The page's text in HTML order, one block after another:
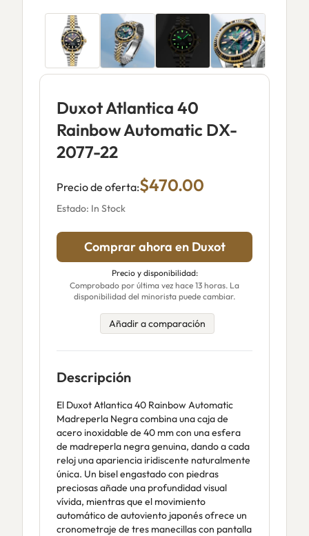
Duxot Atlantica 40
Rainbow Automatic DX-
2077-22
Precio de oferta:$470.00
Estado: In Stock
Comprar ahora en Duxot
Precio y disponibilidad:
Comprobado por última vez hace 13 horas. La
disponibilidad del minorista puede cambiar.
Añadir a comparación
Descripción
El Duxot Atlantica 40 Rainbow Automatic
Madreperla Negra combina una caja de
acero inoxidable de 40 mm con una esfera
de madreperla negra genuina, dando a cada
reloj una apariencia iridiscente naturalmente
única. Un bisel engastado con piedras
preciosas añade una profundidad visual
vívida, mientras que el movimiento
automático de autoviento japonés ofrece un
cronometraje de tres manecillas con pantalla